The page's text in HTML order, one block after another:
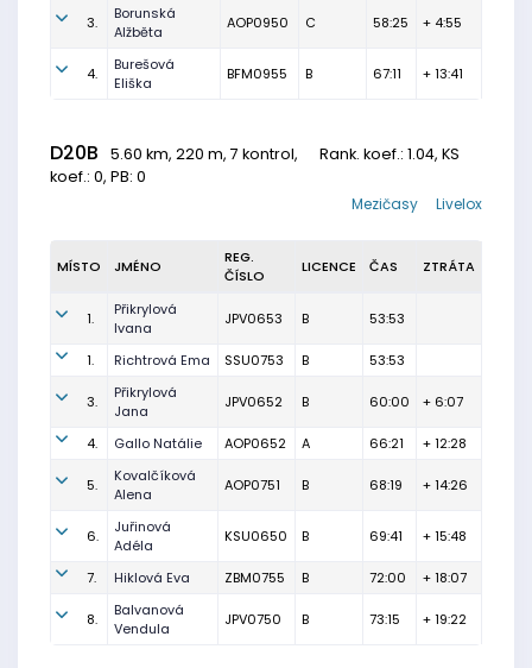
3.
Borunská
Alžběta
AOP0950 C 58:25 + 4:55
4.
Burešová
Eliška
BFM0955 B 67:11 + 13:41
D20B 5.60 km, 220 m, 7 kontrol, Rank. koef.: 1.04, KS
koef.: 0, PB: 0
Livelox
Mezičasy
MÍSTO JMÉNO
REG.
ČÍSLO
LICENCE ČAS ZTRÁTA
1.
Přikrylová
Ivana
JPV0653 B 53:53
1. Richtrová Ema SSU0753 B 53:53
3.
Přikrylová
Jana
JPV0652 B 60:00 + 6:07
4. Gallo Natálie AOP0652 A 66:21 + 12:28
5.
Kovalčíková
Alena
AOP0751 B 68:19 + 14:26
6.
Juřinová
Adéla
KSU0650 B 69:41 + 15:48
7. Hiklová Eva ZBM0755 B 72:00 + 18:07
8.
Balvanová
Vendula
JPV0750 B 73:15 + 19:22